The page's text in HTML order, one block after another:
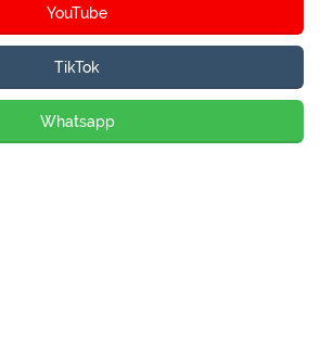
YouTube
TikTok
Whatsapp